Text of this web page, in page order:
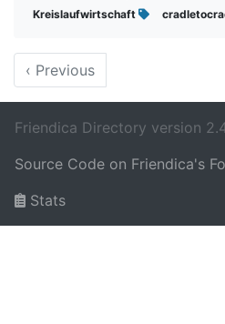
Kreislaufwirtschaft
‹ Previous
Friendica Directory version
Source Code on Friendica's
Stats